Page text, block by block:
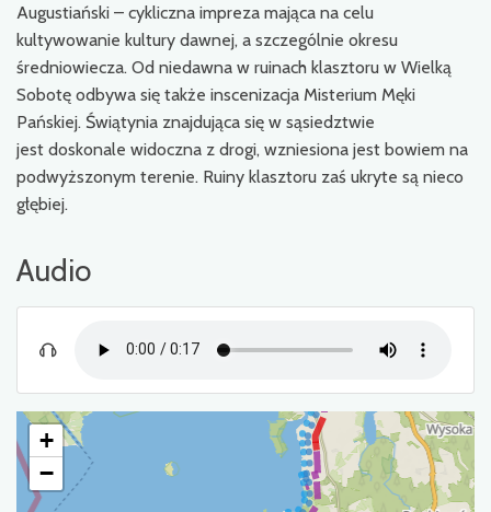
Augustiański – cykliczna impreza mająca na celu
kultywowanie kultury dawnej, a szczególnie okresu
średniowiecza. Od niedawna w ruinach klasztoru w Wielką
Sobotę odbywa się także inscenizacja Misterium Męki
Pańskiej. Świątynia znajdująca się w sąsiedztwie
jest doskonale widoczna z drogi, wzniesiona jest bowiem na
podwyższonym terenie. Ruiny klasztoru zaś ukryte są nieco
głębiej.
Audio
+
−